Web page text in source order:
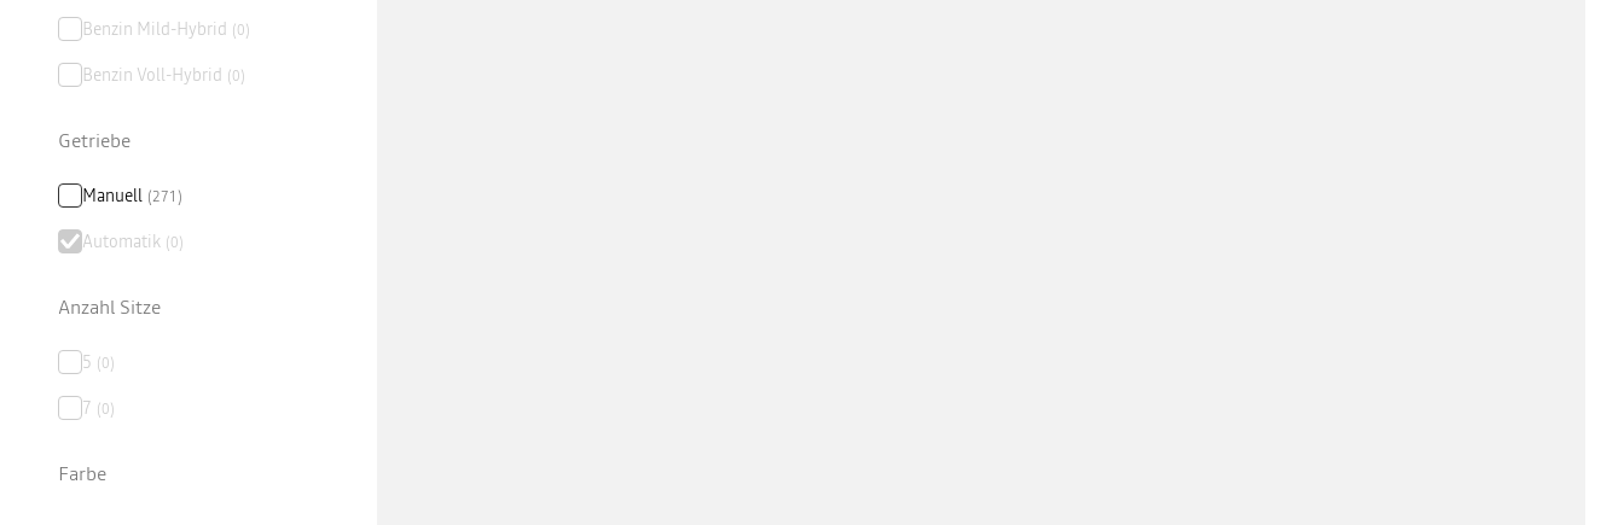
Benzin Mild-Hybrid (0)
Benzin Voll-Hybrid (0)
Getriebe
Manuell (271 )
Automatik (0)
Anzahl Sitze
5 (0)
7 (0)
Farbe